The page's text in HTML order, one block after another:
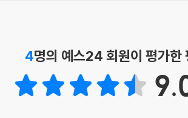
4명의 예스24 회원이 평가한